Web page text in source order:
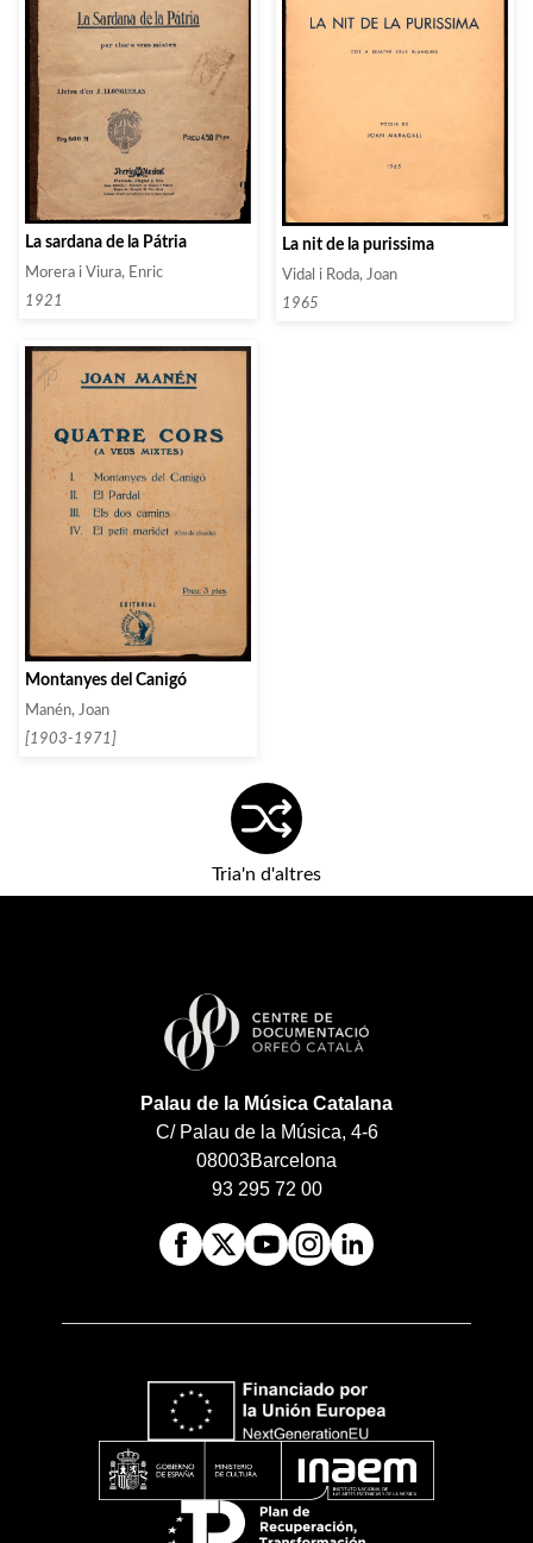
La sardana de la Pátria
Morera i Viura, Enric
1921
La nit de la purissima
Vidal i Roda, Joan
1965
Montanyes del Canigó
Manén, Joan
[1903-1971]
Tria'n d'altres
Palau de la Música Catalana
C/ Palau de la Música, 4-6
08003Barcelona
93 295 72 00